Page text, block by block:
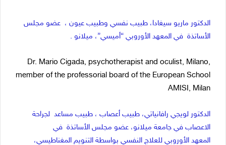
الدكتور ماريو سيغادا، طبيب نفسي وطبيب عيون ، عضو مجلس
الأساتذة في المعهد الأوروبي “أميسي”، ميلانو .
Dr. Mario Cigada, psychotherapist and oculist, Milano,
member of the professorial board of the European School
AMISI, Milan
الدكتور لويجي رافانياتي، طبيب أعصاب ، طبيب مساعد لجراحة
الاعصاب في جامعة ميلانو، عضو مجلس الأساتذة في
المعهد الأوروبي للعلاج النفسي بواسطة التنويم المغناطيسي،